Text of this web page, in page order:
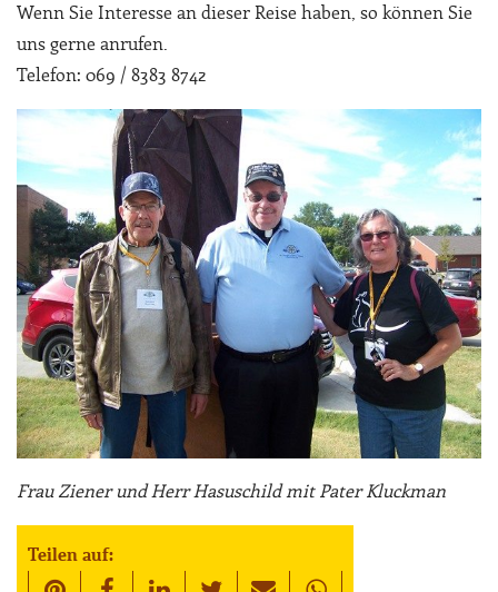
Wenn Sie Interesse an dieser Reise haben, so können Sie
uns gerne anrufen.
Telefon: 069 / 8383 8742
Frau Ziener und Herr Hasuschild mit Pater Kluckman
Teilen auf: